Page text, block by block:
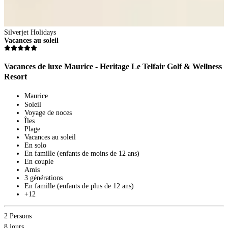
Silverjet Holidays
Vacances au soleil
Vacances de luxe Maurice - Heritage Le Telfair Golf & Wellness
Resort
Maurice
Soleil
Voyage de noces
Îles
Plage
Vacances au soleil
En solo
En famille (enfants de moins de 12 ans)
En couple
Amis
3 générations
En famille (enfants de plus de 12 ans)
+12
2 Persons